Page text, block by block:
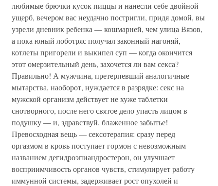
любимые брючки кусок пиццы и нанесли себе двойной
ущерб, вечером вас неудачно постригли, придя домой, вы
узрели дневник ребенка — кошмарней, чем улица Вязов,
а пока юный лоботряс получал законный нагоняй,
котлеты пригорели и выкипел суп — когда окончится
этот омерзительный день, захочется ли вам секса?
Правильно! А мужчина, претерпевший аналогичные
мытарства, наоборот, нуждается в разрядке: секс на
мужской организм действует не хуже таблетки
снотворного, после него святое дело упасть лицом в
подушку — и, здравствуй, блаженное забытье!
Превосходная вещь — сексотерапия: сразу перед
оргазмом в кровь поступает гормон с невозможным
названием дегидроэпиандростерон, он улучшает
восприимчивость органов чувств, стимулирует работу
иммунной системы, задерживает рост опухолей и